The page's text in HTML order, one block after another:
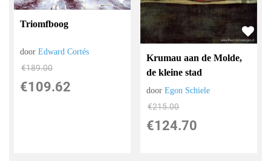
Triomfboog
doorEdward Cortés
€189.00
€109.62
Krumau aan de Molde,
de kleine stad
doorEgon Schiele
€215.00
€124.70